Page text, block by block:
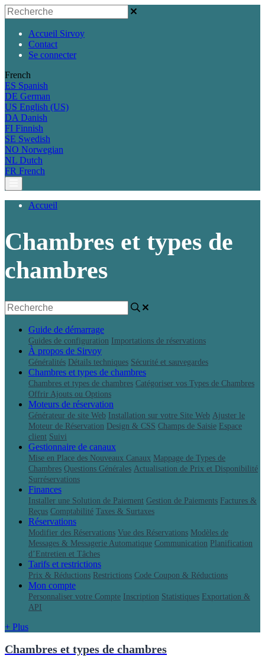
Accueil Sirvoy
Contact
Se connecter
French
ES Spanish
DE German
US English (US)
DA Danish
FI Finnish
SE Swedish
NO Norwegian
NL Dutch
FR French
Accueil
Chambres et types de
chambres
Guide de démarrage
Guides de configuration Importations de réservations
À propos de Sirvoy
Généralités Détails techniques Sécurité et sauvegardes
Chambres et types de chambres
Chambres et types de chambres Catégoriser vos Types de Chambres
Offrir Ajouts ou Options
Moteurs de réservation
Générateur de site Web Installation sur votre Site Web Ajuster le
Moteur de Réservation Design & CSS Champs de Saisie Espace
client Suivi
Gestionnaire de canaux
Mise en Place des Nouveaux Canaux Mappage de Types de
Chambres Questions Générales Actualisation de Prix et Disponibilité
Surréservations
Finances
Installer une Solution de Paiement Gestion de Paiements Factures &
Reçus Comptabilité Taxes & Surtaxes
Réservations
Modifier des Réservations Vue des Réservations Modèles de
Messages & Messagerie Automatique Communication Planification
d’Entretien et Tâches
Tarifs et restrictions
Prix & Réductions Restrictions Code Coupon & Réductions
Mon compte
Personnaliser votre Compte Inscription Statistiques Exportation &
API
+ Plus
Chambres et types de chambres